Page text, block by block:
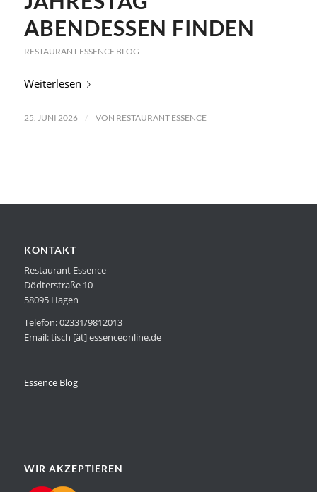
ABENDESSEN FINDEN
RESTAURANT ESSENCE BLOG
Weiterlesen
25. JUNI 2026 / VON RESTAURANT ESSENCE
KONTAKT
Restaurant Essence
Dödterstraße 10
58095 Hagen
Telefon: 02331/9812013
Email: tisch [ät] essenceonline.de
Essence Blog
WIR AKZEPTIEREN